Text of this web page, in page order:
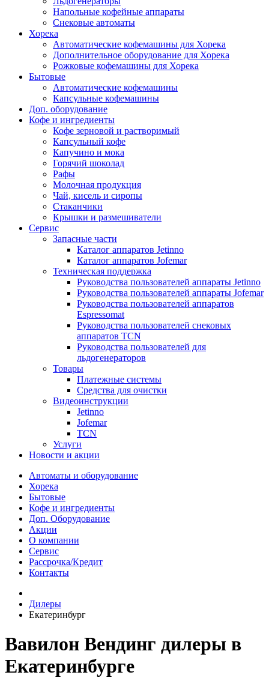
Напольные кофейные аппараты
Снековые автоматы
Хорека
Автоматические кофемашины для Хорека
Дополнительное оборудование для Хорека
Рожковые кофемашины для Хорека
Бытовые
Автоматические кофемашины
Капсульные кофемашины
Доп. оборудование
Кофе и ингредиенты
Кофе зерновой и растворимый
Капсульный кофе
Капучино и мока
Горячий шоколад
Рафы
Молочная продукция
Чай, кисель и сиропы
Стаканчики
Крышки и размешиватели
Сервис
Запасные части
Каталог аппаратов Jetinno
Каталог аппаратов Jofemar
Техническая поддержка
Руководства пользователей аппараты Jetinno
Руководства пользователей аппараты Jofemar
Руководства пользователей аппаратов
Espressomat
Руководства пользователей снековых
аппаратов TCN
Руководства пользователей для
льдогенераторов
Товары
Платежные системы
Средства для очистки
Видеоинструкции
Jetinno
Jofemar
TCN
Услуги
Новости и акции
Автоматы и оборудование
Хорека
Бытовые
Кофе и ингредиенты
Доп. Оборудование
Акции
О компании
Сервис
Рассрочка/Кредит
Контакты
Дилеры
Екатеринбург
Вавилон Вендинг дилеры в
Екатеринбурге